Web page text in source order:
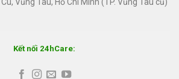
Kết nối 24hCare: